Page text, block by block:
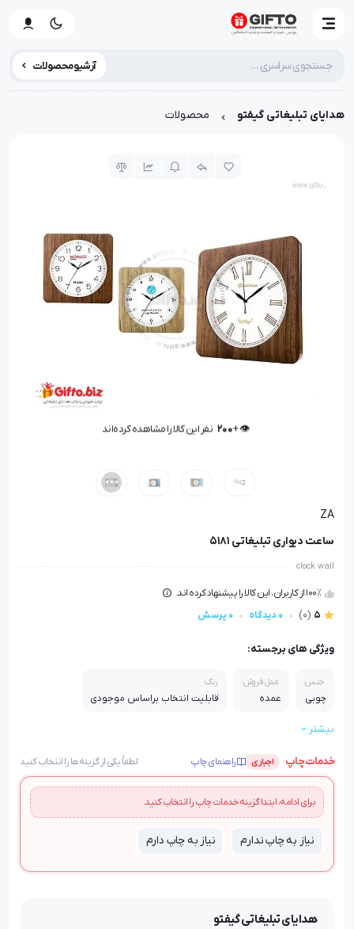
آرشیو محصولات
هدایای تبلیغاتی گیفتو محصولات
🤩 بهترین قیمت در 30 روز گذشته
ZA
ساعت دیواری تبلیغاتی 5181
clock wall
100٪ از کاربران، این کالا را پیشنهاد کرده اند.
5
(0) 0 دیدگاه 0 پرسش
ویژگی های برجسته:
جنس:
چوبی
مدل فروش:
عمده
رنگ:
قابلیت انتخاب براساس موجودی
ضمانت:
بیشتر
خدمات چاپ اجباری راهنمای چاپ لطفاً یکی از گزینه‌ها را انتخاب کنید
برای ادامه، ابتدا گزینه خدمات چاپ را انتخاب کنید.
نیاز به چاپ ندارم نیاز به چاپ دارم
هدایای تبلیغاتی گیفتو